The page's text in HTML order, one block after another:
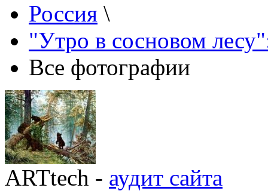
Россия \
"Утро в сосновом
Все фотографии
ARTtech - аудит сайта